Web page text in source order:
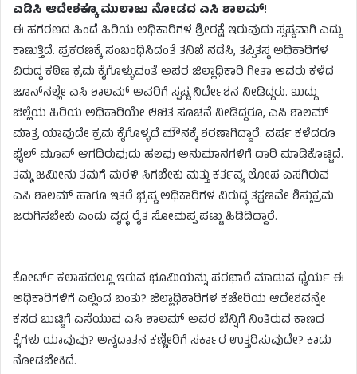
ಎಡಿಸಿ ಆದೇಶಕ್ಕೂ ಮುಲಾಜು ನೋಡದ ಎಸಿ ಶಾಲಮ್!
ಈ ಹಗರಣದ ಹಿಂದೆ ಹಿರಿಯ ಅಧಿಕಾರಿಗಳ ಶ್ರೀರಕ್ಷೆ ಇರುವುದು ಸ್ಪಷ್ಟವಾಗಿ ಎದ್ದು
ಕಾಣುತ್ತಿದೆ. ಪ್ರಕರಣಕ್ಕೆ ಸಂಬಂಧಿಸಿದಂತೆ ತನಿಖೆ ನಡೆಸಿ, ತಪ್ಪಿತಸ್ಥ ಅಧಿಕಾರಿಗಳ
ವಿರುದ್ಧ ಕಠಿಣ ಕ್ರಮ ಕೈಗೊಳ್ಳುವಂತೆ ಅಪರ ಜಿಲ್ಲಾಧಿಕಾರಿ ಗೀತಾ ಅವರು ಕಳೆದ
ಜೂನ್‌ನಲ್ಲೇ ಎಸಿ ಶಾಲಮ್ ಅವರಿಗೆ ಸ್ಪಷ್ಟ ನಿರ್ದೇಶನ ನೀಡಿದ್ದರು. ಖುದ್ದು
ಜಿಲ್ಲೆಯ ಹಿರಿಯ ಅಧಿಕಾರಿಯೇ ಲಿಖಿತ ಸೂಚನೆ ನೀಡಿದ್ದರೂ, ಎಸಿ ಶಾಲಮ್
ಮಾತ್ರ ಯಾವುದೇ ಕ್ರಮ ಕೈಗೊಳ್ಳದೆ ಮೌನಕ್ಕೆ ಶರಣಾಗಿದ್ದಾರೆ. ವರ್ಷ ಕಳೆದರೂ
ಫೈಲ್ ಮೂವ್ ಆಗದಿರುವುದು ಹಲವು ಅನುಮಾನಗಳಿಗೆ ದಾರಿ ಮಾಡಿಕೊಟ್ಟಿದೆ.
ತಮ್ಮ ಜಮೀನು ತಮಗೆ ಮರಳಿ ಸಿಗಬೇಕು ಮತ್ತು ಕರ್ತವ್ಯ ಲೋಪ ಎಸಗಿರುವ
ಎಸಿ ಶಾಲಮ್ ಹಾಗೂ ಇತರೆ ಭ್ರಷ್ಟ ಅಧಿಕಾರಿಗಳ ವಿರುದ್ಧ ತಕ್ಷಣವೇ ಶಿಸ್ತುಕ್ರಮ
ಜರುಗಿಸಬೇಕು ಎಂದು ವೃದ್ಧ ರೈತ ಸೋಮಪ್ಪ ಪಟ್ಟು ಹಿಡಿದಿದ್ದಾರೆ.
ಕೋರ್ಟ್ ಕಲಾಪದಲ್ಲೂ ಇರುವ ಭೂಮಿಯನ್ನು ಪರಭಾರೆ ಮಾಡುವ ಧೈರ್ಯ ಈ
ಅಧಿಕಾರಿಗಳಿಗೆ ಎಲ್ಲಿಂದ ಬಂತು? ಜಿಲ್ಲಾಧಿಕಾರಿಗಳ ಕಚೇರಿಯ ಆದೇಶವನ್ನೇ
ಕಸದ ಬುಟ್ಟಿಗೆ ಎಸೆಯುವ ಎಸಿ ಶಾಲಮ್ ಅವರ ಬೆನ್ನಿಗೆ ನಿಂತಿರುವ ಕಾಣದ
ಕೈಗಳು ಯಾವುವು? ಅನ್ನದಾತನ ಕಣ್ಣೀರಿಗೆ ಸರ್ಕಾರ ಉತ್ತರಿಸುವುದೇ? ಕಾದು
ನೋಡಬೇಕಿದೆ.